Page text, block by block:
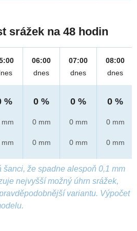
srážek na 48 hodin
%
mm
mm
06:00
dnes
0 %
0 mm
0 mm
07:00
dnes
0 %
0 mm
0 mm
08:00
dnes
0 %
0 mm
0 mm
že spadne alespoň 0,1 mm
nejvyšší možný úhrn srážek,
variantu. Výpočet